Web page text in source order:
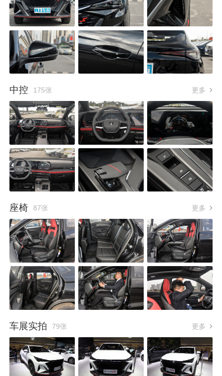
中控 175张 更多
座椅 87张 更多
车展实拍 79张 更多